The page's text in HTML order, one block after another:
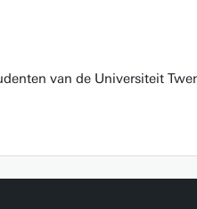
van de Universiteit